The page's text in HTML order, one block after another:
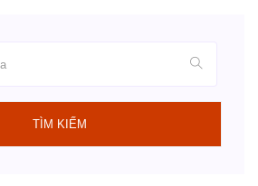
TÌM KIẾM